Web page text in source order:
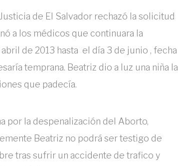
de El Salvador rechazó la solicitud
a los médicos que continuara la
de 2013 hasta el día 3 de junio , fecha
temprana. Beatriz dio a luz una niña la
que padecía.
por la despenalización del Aborto,
Beatriz no podrá ser testigo de
tras sufrir un accidente de trafico y